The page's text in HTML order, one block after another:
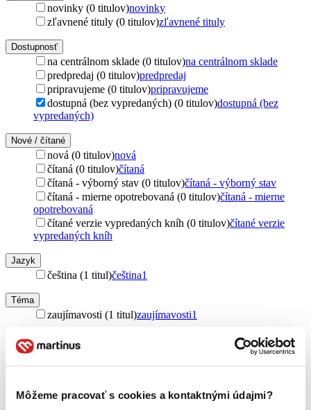
Môžeme pracovať s cookies a kontaktnými údajmi?
novinky (0 titulov)novinky
zľavnené tituly (0 titulov)zľavnené tituly
Dostupnosť
na centrálnom sklade (0 titulov)na centrálnom sklade
predpredaj (0 titulov)predpredaj
pripravujeme (0 titulov)pripravujeme
dostupná (bez vypredaných) (0 titulov)dostupná (bez
vypredaných)
Nové / čítané
nová (0 titulov)nová
čítaná (0 titulov)čítaná
čítaná - výborný stav (0 titulov)čítaná - výborný stav
čítaná - mierne opotrebovaná (0 titulov)čítaná - mierne
opotrebovaná
čítané verzie vypredaných kníh (0 titulov)čítané verzie
vypredaných kníh
Jazyk
čeština (1 titul)čeština1
Téma
zaujímavosti (1 titul)zaujímavosti1
Vydavateľstvo
brožovaná väzba (1 titul) brožovaná väzba 1